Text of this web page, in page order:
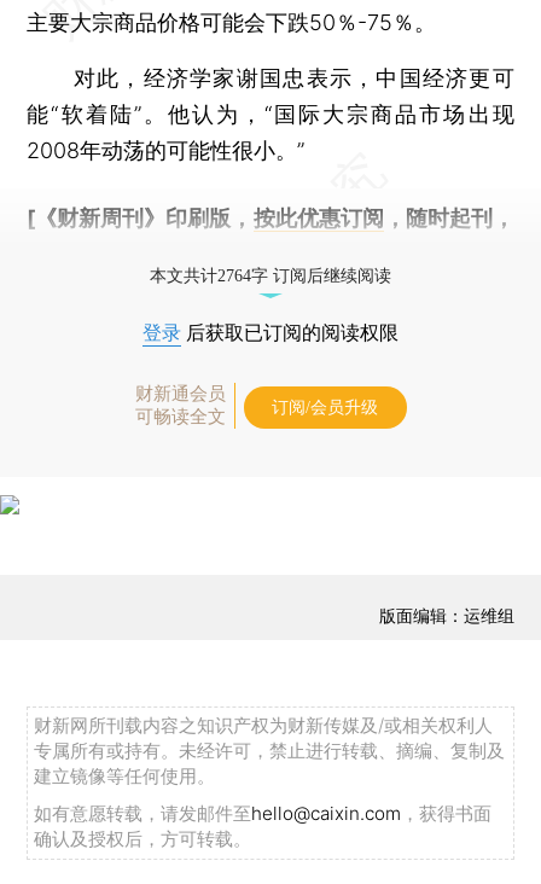
主要大宗商品价格可能会下跌50％-75％。
对此，经济学家谢国忠表示，中国经济更可
能“软着陆”。他认为，“国际大宗商品市场出现
2008年动荡的可能性很小。”
[《财新周刊》印刷版， 按此优惠订阅 ，随时起刊，
本文共计2764字 订阅后继续阅读
登录 后获取已订阅的阅读权限
财新通会员
可畅读全文
订阅/会员升级
版面编辑：运维组
财新网所刊载内容之知识产权为财新传媒及/或相关权利人
专属所有或持有。未经许可，禁止进行转载、摘编、复制及
建立镜像等任何使用。
如有意愿转载，请发邮件至hello@caixin.com ，获得书面
确认及授权后，方可转载。